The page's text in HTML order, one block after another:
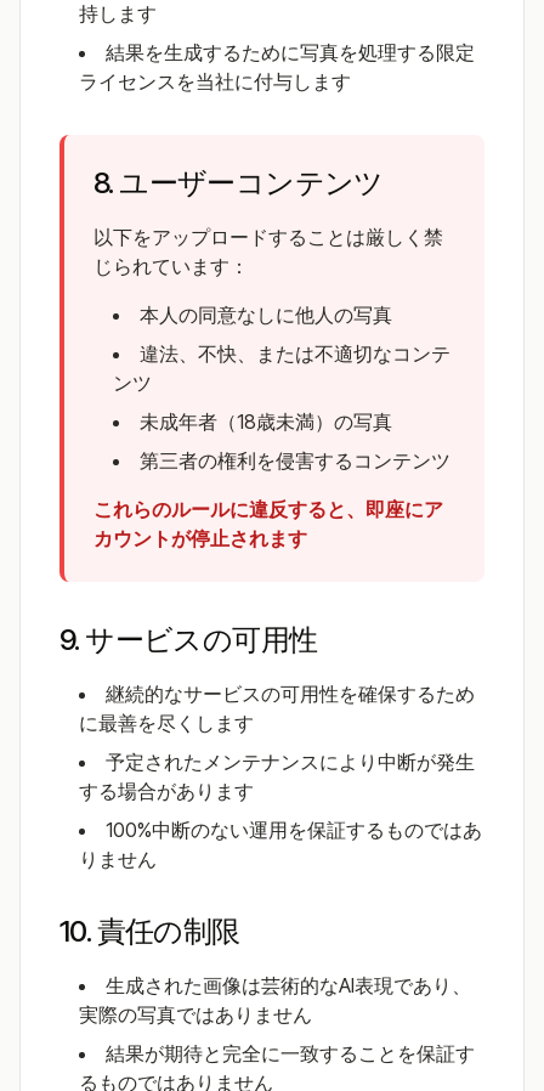
持します
結果を生成するために写真を処理する限定
ライセンスを当社に付与します
8. ユーザーコンテンツ
以下をアップロードすることは厳しく禁
じられています：
本人の同意なしに他人の写真
違法、不快、または不適切なコンテ
ンツ
未成年者（18歳未満）の写真
第三者の権利を侵害するコンテンツ
これらのルールに違反すると、即座にア
カウントが停止されます
9. サービスの可用性
継続的なサービスの可用性を確保するため
に最善を尽くします
予定されたメンテナンスにより中断が発生
する場合があります
100%中断のない運用を保証するものではあ
りません
10. 責任の制限
生成された画像は芸術的なAI表現であり、
実際の写真ではありません
結果が期待と完全に一致することを保証す
るものではありません